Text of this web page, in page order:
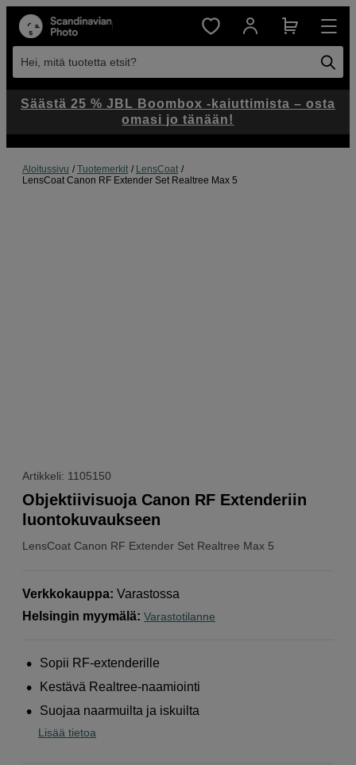
Hei, mitä tuotetta etsit?
Aloitussivu Tuotemerkit
LensCoat
LensCoat Canon RF Extender Set Realtree Max 5
Artikkeli: 1105150
LensCoat Canon RF Extender Set Realtree Max 5
Objektiivisuoja Canon RF Extenderiin
luontokuvaukseen
Verkkokauppa: Varastossa
Helsingin myymälä: Varastotilanne
Sopii RF-extenderille
Kestävä Realtree-naamiointi
Suojaa naarmuilta ja iskuilta
Lisää tietoa
Säästä 25 % JBL Boombox -kaiuttimista – osta
omasi jo tänään!